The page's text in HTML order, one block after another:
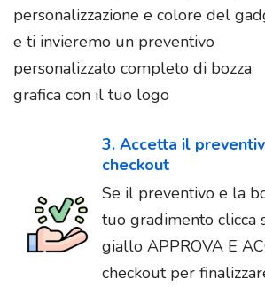
personalizzazione e colore del
e ti invieremo un preventivo
personalizzato completo di bozza
grafica con il tuo logo
3. Accetta il
checkout
Se il preventivo e la
tuo gradimento clicca
giallo APPROVA E
checkout per